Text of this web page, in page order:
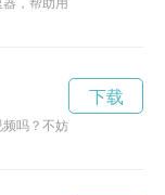
吗？不妨尝试一下最新
下载